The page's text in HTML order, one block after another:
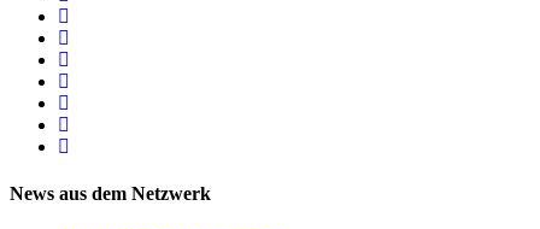
News aus dem Netzwerk